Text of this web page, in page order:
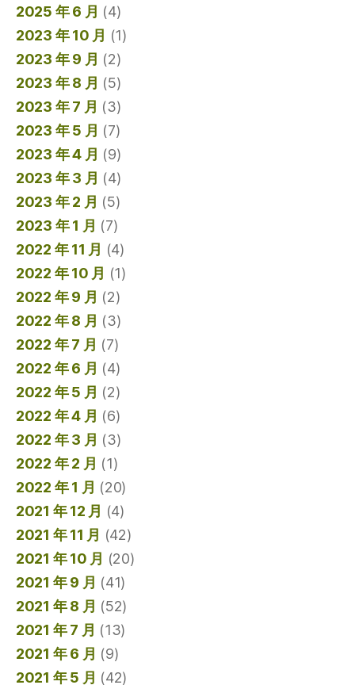
2025 年 6 月 (4)
2023 年 10 月 (1)
2023 年 9 月 (2)
2023 年 8 月 (5)
2023 年 7 月 (3)
2023 年 5 月 (7)
2023 年 4 月 (9)
2023 年 3 月 (4)
2023 年 2 月 (5)
2023 年 1 月 (7)
2022 年 11 月 (4)
2022 年 10 月 (1)
2022 年 9 月 (2)
2022 年 8 月 (3)
2022 年 7 月 (7)
2022 年 6 月 (4)
2022 年 5 月 (2)
2022 年 4 月 (6)
2022 年 3 月 (3)
2022 年 2 月 (1)
2022 年 1 月 (20)
2021 年 12 月 (4)
2021 年 11 月 (42)
2021 年 10 月 (20)
2021 年 9 月 (41)
2021 年 8 月 (52)
2021 年 7 月 (13)
2021 年 6 月 (9)
2021 年 5 月 (42)